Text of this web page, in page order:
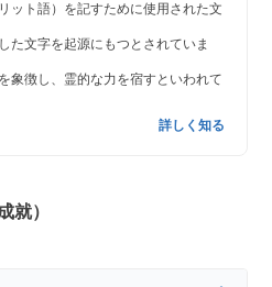
ット語）を記すために使用された文
た文字を起源にもつとされていま
象徴し、霊的な力を宿すといわれて
詳しく知る
就）